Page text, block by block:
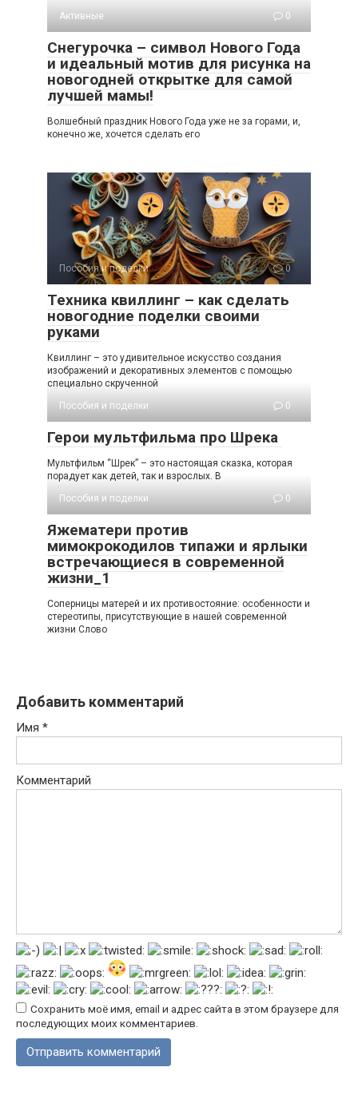
Активные
0
Снегурочка – символ Нового Года
и идеальный мотив для рисунка на
новогодней открытке для самой
лучшей мамы!
Волшебный праздник Нового Года уже не за горами, и,
конечно же, хочется сделать его
Пособия и поделки 0
Техника квиллинг – как сделать
новогодние поделки своими
руками
Квиллинг – это удивительное искусство создания
изображений и декоративных элементов с помощью
специально скрученной
Пособия и поделки
0
Герои мультфильма про Шрека
Мультфильм “Шрек” – это настоящая сказка, которая
порадует как детей, так и взрослых. В
Пособия и поделки
0
Яжематери против
мимокрокодилов типажи и ярлыки
встречающиеся в современной
жизни_1
Соперницы матерей и их противостояние: особенности и
стереотипы, присутствующие в нашей современной
жизни Слово
Добавить комментарий
Имя *
Комментарий
Сохранить моё имя, email и адрес сайта в этом браузере для
последующих моих комментариев.